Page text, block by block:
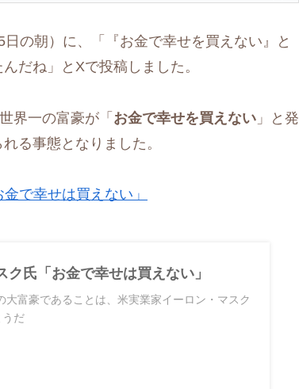
の朝）に、「『お金で幸せを買えない』と
だね」とXで投稿しました。
界一の富豪が「 お金で幸せを買えない 」と発
る事態となりました。
で幸せは買えない」
ク氏「お金で幸せは買えない」
大富豪であることは、米実業家イーロン・マスク
うだ